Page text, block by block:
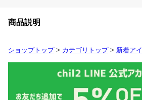
商品説明
ショップトップ> カテゴリトップ> 新着ア